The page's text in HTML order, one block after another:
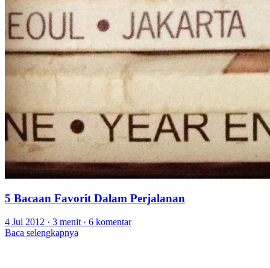
5 Bacaan Favorit Dalam Perjalanan
4 Jul 2012 · 3 menit · 6 komentar
Baca selengkapnya